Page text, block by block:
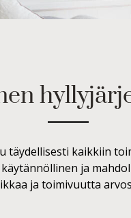
täydellisesti kaikkiin
ja
ja toimivuutta